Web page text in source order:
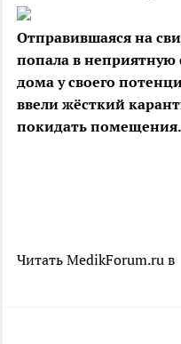
Отправившаяся на
попала в неприятную
дома у своего
ввели жёсткий
покидать помещения.
Читать MedikForum.ru в